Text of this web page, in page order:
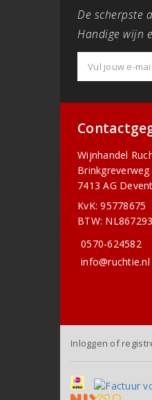
De scherpste
Handige wijn
Wijnhandel
7413 AG
KvK: 95778675
BTW:
0570-624582
info@ruchtie.nl
Inloggen of